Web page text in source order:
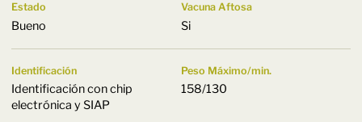
Estado
Bueno
Vacuna Aftosa
Si
Identificación
Identificación con chip
electrónica y SIAP
Peso Máximo/min.
158/130